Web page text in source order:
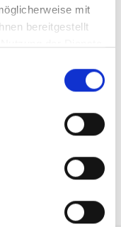
mit
bereitgestellt